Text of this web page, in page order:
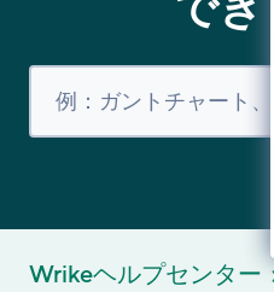
Wrikeヘルプセンター